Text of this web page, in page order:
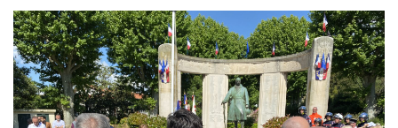
Un
8
mai
placé
sous